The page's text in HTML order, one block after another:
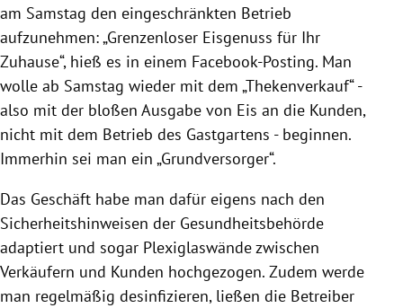
am Samstag den eingeschränkten Betrieb
aufzunehmen: „Grenzenloser Eisgenuss für Ihr
Zuhause“, hieß es in einem Facebook-Posting. Man
wolle ab Samstag wieder mit dem „Thekenverkauf“ -
also mit der bloßen Ausgabe von Eis an die Kunden,
nicht mit dem Betrieb des Gastgartens - beginnen.
Immerhin sei man ein „Grundversorger“.
Das Geschäft habe man dafür eigens nach den
Sicherheitshinweisen der Gesundheitsbehörde
adaptiert und sogar Plexiglaswände zwischen
Verkäufern und Kunden hochgezogen. Zudem werde
man regelmäßig desinfizieren, ließen die Betreiber